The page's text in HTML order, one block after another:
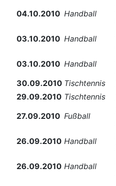
04.10.2010 Handball
03.10.2010 Handball
03.10.2010 Handball
30.09.2010 Tischtennis
29.09.2010 Tischtennis
27.09.2010 Fußball
26.09.2010 Handball
26.09.2010 Handball